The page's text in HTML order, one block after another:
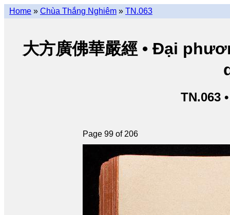
Home » Chùa Thắng Nghiêm » TN.063
大方廣佛華嚴經 • Đại
TN.063
Page 99 of 206